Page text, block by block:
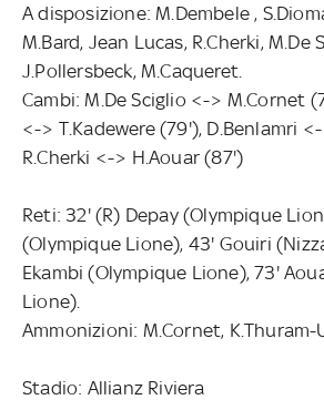
A disposizione: M.Dembele ,
M.Bard, Jean Lucas, R.Cherki, M.De
J.Pollersbeck, M.Caqueret.
Cambi: M.De Sciglio <-> M.Cornet
<-> T.Kadewere (79'), D.Benlamri
R.Cherki <-> H.Aouar (87')
Reti: 32' (R) Depay (Olympique
(Olympique Lione), 43' Gouiri
Ekambi (Olympique Lione), 73'
Lione).
Ammonizioni: M.Cornet, K.Thuram-
Stadio: Allianz Riviera